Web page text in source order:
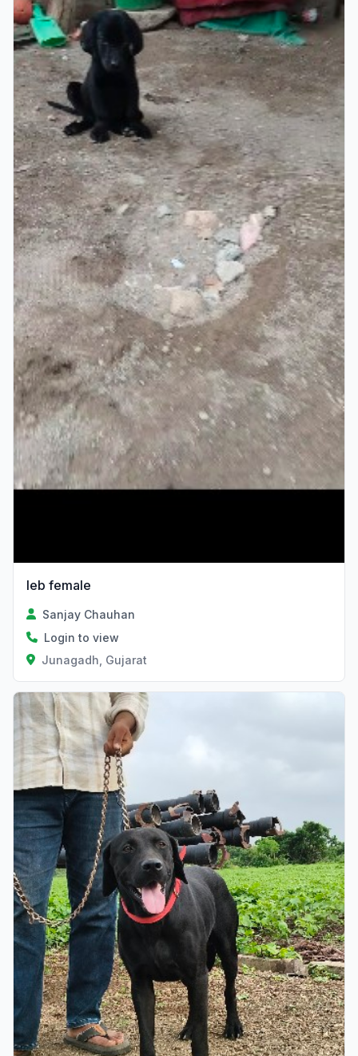
leb female
Sanjay Chauhan
Login to view
Junagadh, Gujarat